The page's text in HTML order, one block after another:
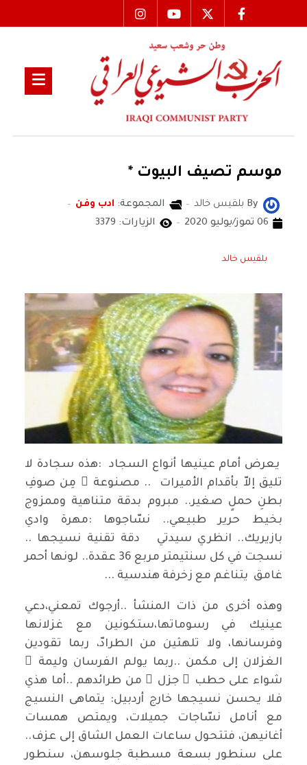
موسم تصيف البيوت *
By بلقيس خالد المجموعة: ادب وفن
06 تموز/يوليو 2020
الزيارات: 3379
بلقيس خالد
يعرض أمام عينيها أنواع السجاد :هذه سجادة لا
تليق إلاّ بأقدام الأميرات .. مصنوعة ٌ مِن صوفِ
بطنِ حملٍ صغير.. مبروم بدقة متناهية وممزوج
بخيط حرير طبيعي.. نسّاجوها :مهرة وادي
بازيريك.. انظري سيدتي دقة تقنية نسيجها ..
نسجت في كل سنتيمتر مربع 36 عقدة.. لونها أحمر
غامق يتناغم مع زخرفة هندسية ...
وهذه أخرى من ذات المنشأ ..أرجوك تمعني،دعي
عينيك في رسوماتها،ستكونين مع غزلانها
وفرسانها، ولا تلهثين من الطرادّ، ربما تقودين
الغزلان إلى مكمن ..ربما يولم الفرسان وليمة َ
شواء على حطب ٍ جزل ٍ من طرائدهم ..أما هذي
فلا يحسن نسيجها خارج أردبيل: يتماهى النسيج
مع أنامل نسّاجات جميلات، ويمتص همسات
أغانيهن، فتتحول ساعات العمل الشاق إلى عزف..
على سنطور بسعة مسطبة جلوسهن، سنطور